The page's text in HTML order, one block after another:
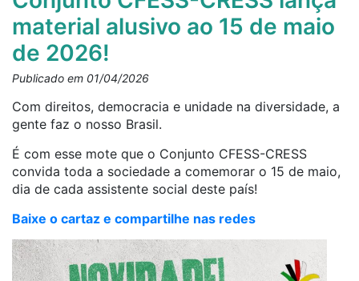
material alusivo ao 15 de maio
de 2026!
Publicado em 01/04/2026
Com direitos, democracia e unidade na diversidade, a
gente faz o nosso Brasil.
É com esse mote que o Conjunto CFESS-CRESS
convida toda a sociedade a comemorar o 15 de maio,
dia de cada assistente social deste país!
Baixe o cartaz e compartilhe nas redes